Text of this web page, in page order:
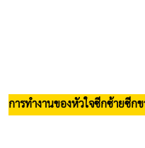
การทำงานของหัวใจซีกซ้ายซีก